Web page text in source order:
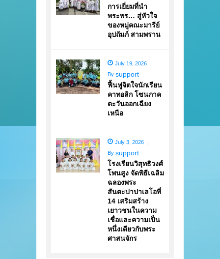
การเยี่ยมที่นำ
พระพร… สู่หัวใจ
ของหมู่คณะมารีย์
อุปถัมภ์ สามพราน
July 19, 2026
By support
ฟื้นฟูจิตใจนักเรียน
คาทอลิก โซนภาค
ตะวันออกเฉียง
เหนือ
July 3, 2026
By support
โรงเรียนวิสุทธิวงศ์
โพนสูง จัดพิธีเฉลิม
ฉลองพระ
สันตะปาปาเลโอที่
14 เสริมสร้าง
เยาวชนในความ
เชื่อและความเป็น
หนึ่งเดียวกับพระ
ศาสนจักร